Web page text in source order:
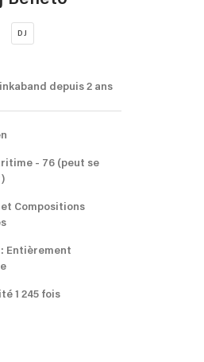
DJ
depuis 2 ans
- 76 (peut se
et Compositions
Entièrement
1 245 fois